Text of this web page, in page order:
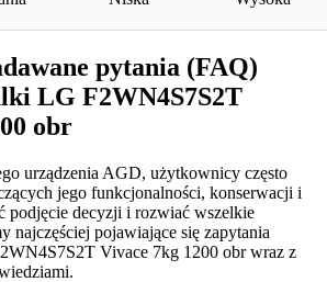
pytania (FAQ)
LG F2WN4S7S2T
obr
urządzenia AGD, użytkownicy często
jego funkcjonalności, konserwacji i
podjęcie decyzji i rozwiać wszelkie
najczęściej pojawiające się zapytania
Vivace 7kg 1200 obr wraz z